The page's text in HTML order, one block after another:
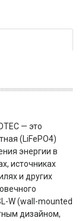
— это
(LiFePO4)
энергии в
источниках
и других
W (wall-mounted
дизайном,